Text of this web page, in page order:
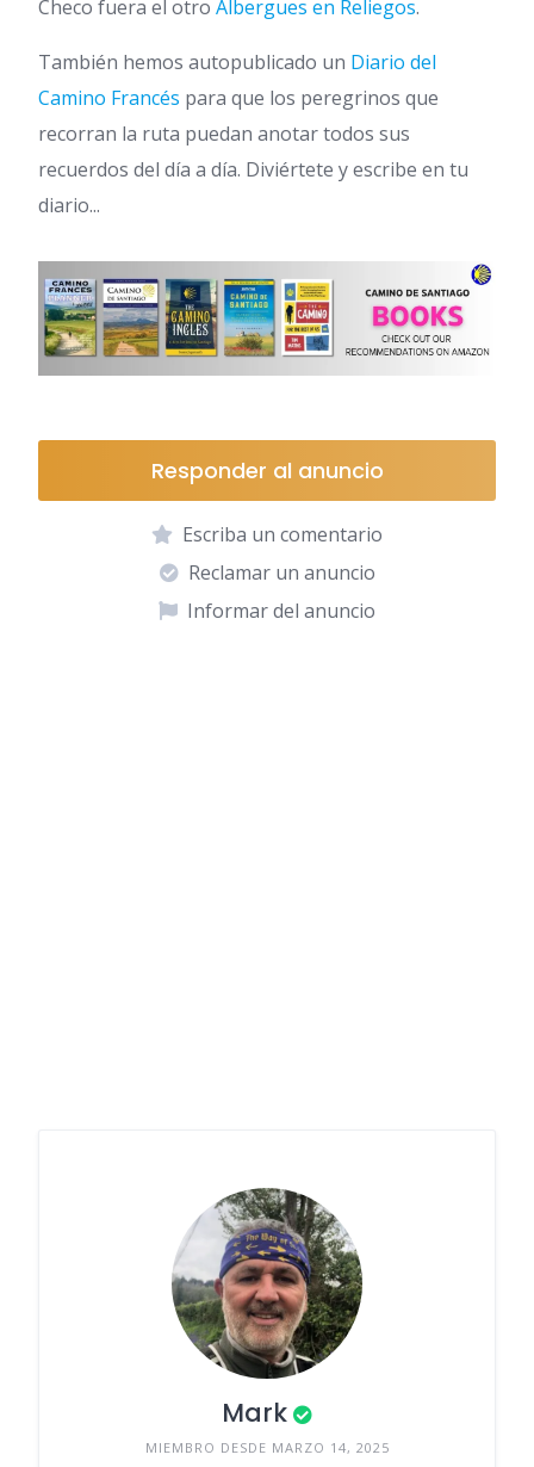
Checo fuera el otro Albergues en Reliegos.
También hemos autopublicado un Diario del
Camino Francés para que los peregrinos que
recorran la ruta puedan anotar todos sus
recuerdos del día a día. Diviértete y escribe en tu
diario...
Responder al anuncio
Escriba un comentario
Reclamar un anuncio
Informar del anuncio
Mark
MIEMBRO DESDE MARZO 14, 2025